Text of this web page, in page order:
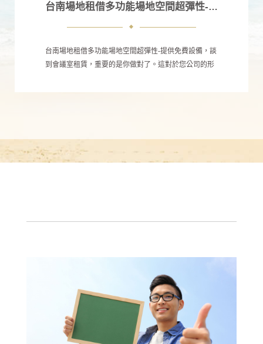
台南場地租借多功能場地空間超彈性-提供免費設備
台南場地租借多功能場地空間超彈性-提供免費設備，談
到會議室租賃，重要的是你做對了。這對於您公司的形